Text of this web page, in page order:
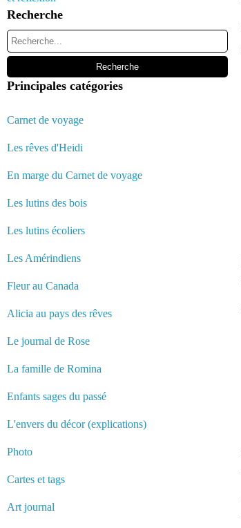
Recherche
Principales catégories
Carnet de voyage
Les rêves d'Heidi
En marge du Carnet de voyage
Les lutins des bois
Les lutins écoliers
Les Amérindiens
Fleur au Canada
Alicia au pays des rêves
Le journal de Rose
La famille de Romina
Enfants sages du passé
L'envers du décor (explications)
Photo
Cartes et tags
Art journal